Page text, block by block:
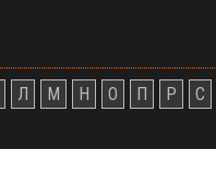
Л М Н О П Р С